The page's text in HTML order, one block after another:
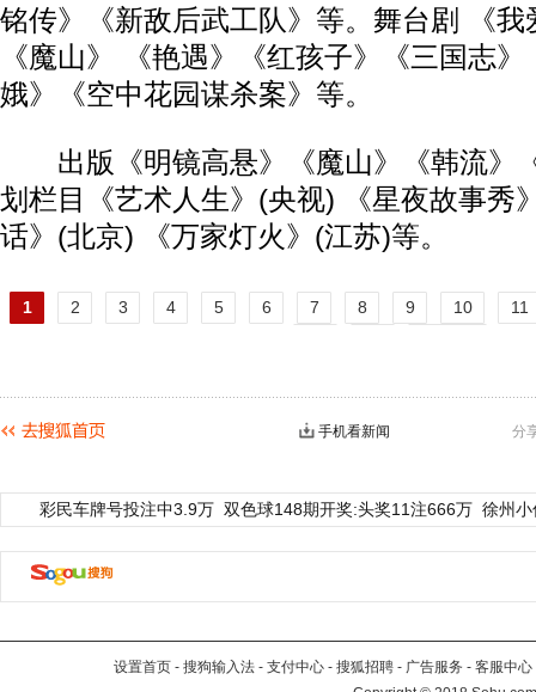
铭传》《新敌后武工队》等。舞台剧 《我
《魔山》 《艳遇》《红孩子》《三国志
娥》《空中花园谋杀案》等。
出版《明镜高悬》《魔山》《韩流》
划栏目《艺术人生》(央视) 《星夜故事秀
话》(北京) 《万家灯火》(江苏)等。
1 2 3 4 5 6 7 8 9 10
11
分
手机看新闻
彩民车牌号投注中3.9万 双色球148期开奖:头奖11注666万 徐州
设置首页 - 搜狗输入法 - 支付中心 - 搜狐招聘 - 广告服务 - 客服中心